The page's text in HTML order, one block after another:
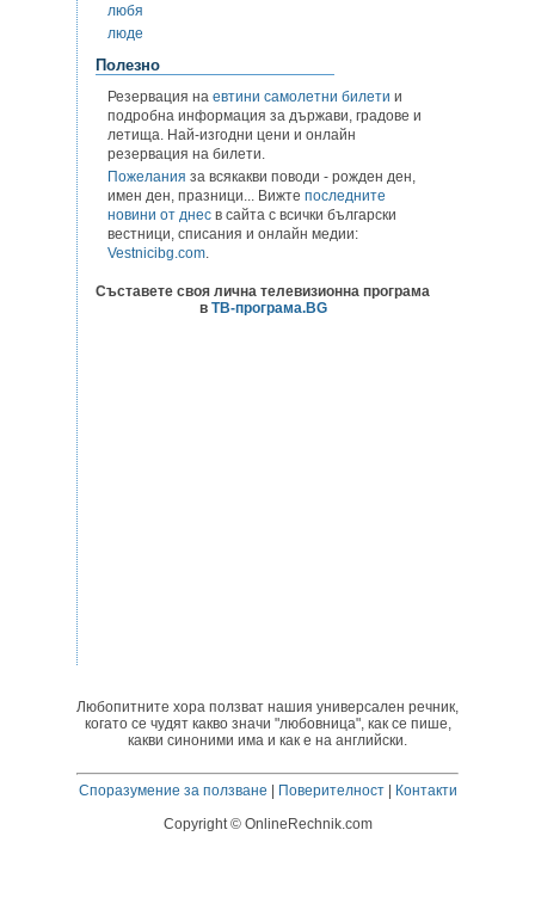
любя
люде
Полезно
Резервация на евтини самолетни билети и
подробна информация за държави, градове и
летища. Най-изгодни цени и онлайн
резервация на билети.
Пожелания за всякакви поводи - рожден ден,
имен ден, празници... Вижте последните
новини от днес в сайта с всички български
вестници, списания и онлайн медии:
Vestnicibg.com.
Съставете своя лична телевизионна програма
в ТВ-програма.BG
Любопитните хора ползват нашия универсален речник,
когато се чудят какво значи "любовница", как се пише,
какви синоними има и как е на английски.
Споразумение за ползване Поверителност|
Контакти
Copyright © OnlineRechnik.com